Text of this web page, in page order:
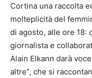
Cortina una raccolta
molteplicità del
di agosto, alle ore 18:
giornalista e
Alain Elkann darà
altre”, che si